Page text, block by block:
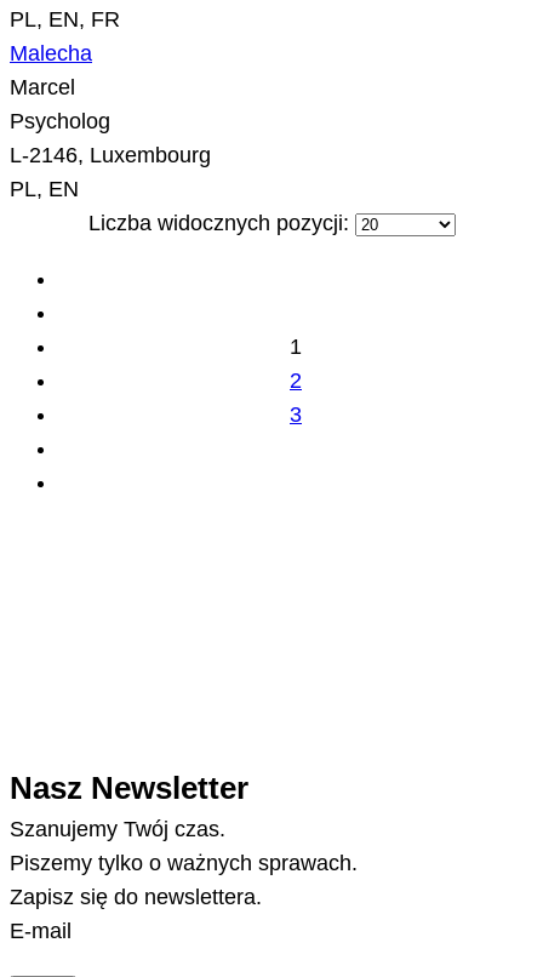
PL, EN, FR
Malecha
Marcel
Psycholog
L-2146, Luxembourg
PL, EN
Liczba widocznych pozycji:
1
2
3
Nasz Newsletter
Szanujemy Twój czas.
Piszemy tylko o ważnych sprawach.
Zapisz się do newslettera.
E-mail